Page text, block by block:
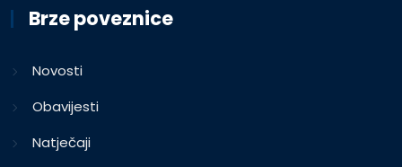
Brze poveznice
Novosti
Obavijesti
Natječaji